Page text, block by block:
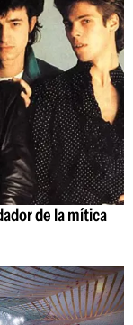
de la mítica